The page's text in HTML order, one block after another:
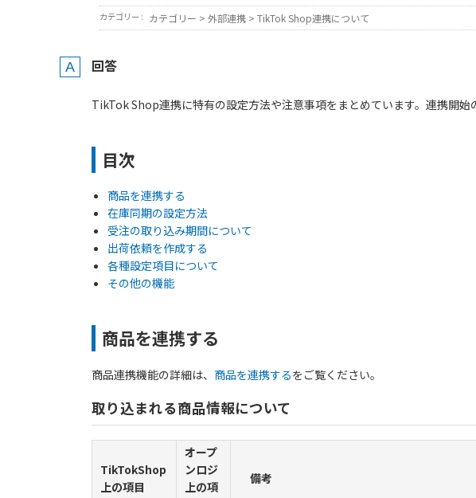
カテゴリー : カテゴリー > 外部連携 > TikTok Shop連携について
回答
TikTok Shop連携に特有の設定方法や注意事項をまとめています。連携開始
目次
商品を連携する
在庫同期の設定方法
受注の取り込み期間について
出荷依頼を作成する
各種設定項目について
その他の機能
商品を連携する
商品連携機能の詳細は、 商品を連携するをご覧ください。
取り込まれる商品情報について
TikTokShop
上の項目
オープ
ンロジ
上の項
備考